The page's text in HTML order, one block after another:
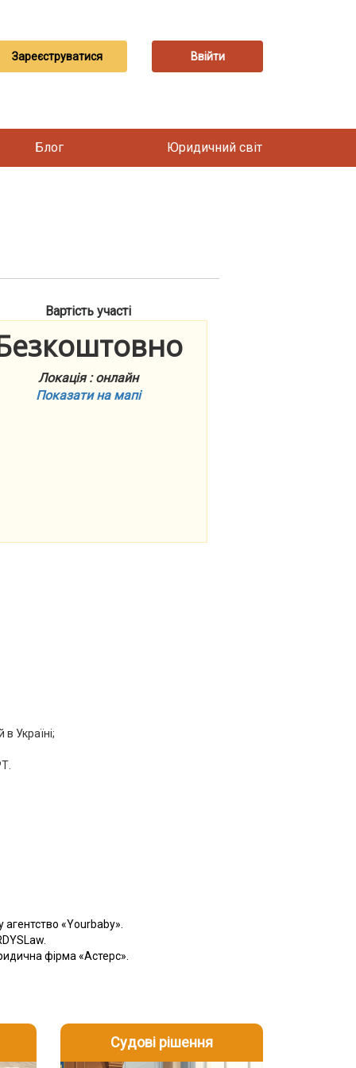
Зареєструватися Ввійти
Блог Юридичний світ
Вартість участі
Локація : онлайн
Показати на мапі
Україні;
«Yourbaby».
фірма «Астерс».
Судові рішення